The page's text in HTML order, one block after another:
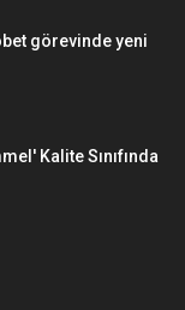
görevinde yeni
Kalite Sınıfında